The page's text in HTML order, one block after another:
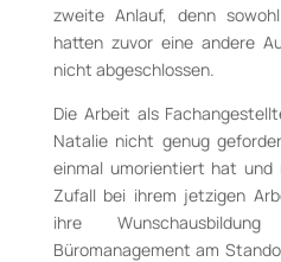
zweite Anlauf, denn
hatten zuvor eine andere
nicht abgeschlossen.
Die Arbeit als
Natalie nicht genug
einmal umorientiert hat und
Zufall bei ihrem jetzigen
ihre
Büromanagement am